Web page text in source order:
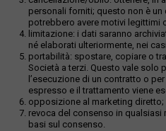
personali forniti; questo non è
potrebbero avere motivi legittimi
limitazione: i dati saranno
né elaborati ulteriormente, nei
portabilità: spostare, copiare o
Società a terzi. Questo vale solo
l’esecuzione di un contratto o
espresso e il trattamento viene
opposizione al marketing diretto;
revoca del consenso in
basi sul consenso.